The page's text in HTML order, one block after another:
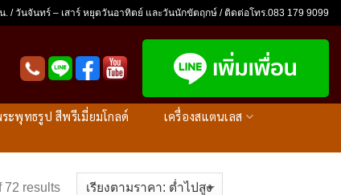
. / วันจันทร์ – เสาร์ หยุดวันอาทิตย์ และวันนักขัตฤกษ์ / ติดต่อโทร.083 179 9099
ะพุทธรูป สีพรีเมี่ยมโกลด์
เครื่องสแตนเลส
72 results